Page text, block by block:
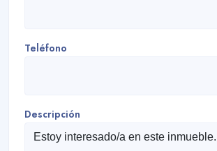
Teléfono
Descripción